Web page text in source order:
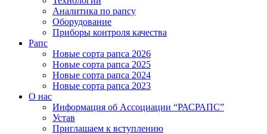
Аналитика по рапсу
Оборудование
Приборы контроля качества
Рапс
Новые сорта рапса 2026
Новые сорта рапса 2025
Новые сорта рапса 2024
Новые сорта рапса 2023
О нас
Информация об Ассоциации “РАСРАПС”
Устав
Приглашаем к вступлению